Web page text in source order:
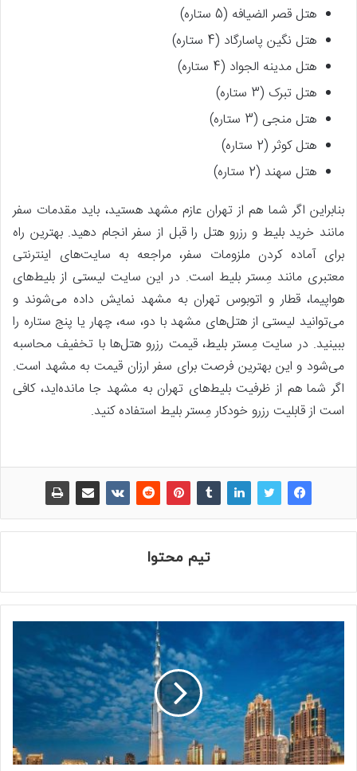
هتل قصر الضیافه (5 ستاره)
هتل نگین پاسارگاد (4 ستاره)
هتل مدینه الجواد (4 ستاره)
هتل تبرک (3 ستاره)
هتل منجی (3 ستاره)
هتل کوثر (2 ستاره)
هتل سهند (2 ستاره)
بنابراین اگر شما هم از تهران عازم مشهد هستید، باید مقدمات سفر
مانند خرید بلیط و رزرو هتل را قبل از سفر انجام دهید. بهترین راه
برای آماده کردن ملزومات سفر، مراجعه به سایت‌های اینترنتی
معتبری مانند مِستر بلیط است. در این سایت لیستی از بلیط‌های
هواپیما، قطار و اتوبوس تهران به مشهد نمایش داده می‌شوند و
می‌توانید لیستی از هتل‌های مشهد با دو، سه، چهار یا پنج ستاره را
ببینید. در سایت مِستر بلیط، قیمت رزرو هتل‌ها با تخفیف محاسبه
می‌شود و این بهترین فرصت برای سفر ارزان قیمت به مشهد است.
اگر شما هم از ظرفیت بلیط‌های تهران به مشهد جا مانده‌اید، کافی
است از قابلیت رزرو خودکار مِستر بلیط استفاده کنید.
تیم محتوا